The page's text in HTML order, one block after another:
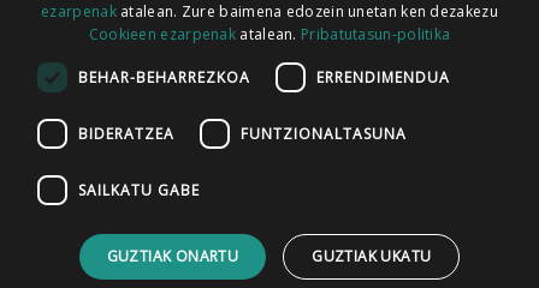
HARREMANETARAKO
ezarpenakatalean. Zure baimena edozein unetan ken dezakezu
Cookieen ezarpenak atalean. Pribatutasun-politika
BEHAR-BEHARREZKOA ERRENDIMENDUA
BIDERATZEA FUNTZIONALTASUNA
SAILKATU GABE
GUZTIAK ONARTU GUZTIAK UKATU